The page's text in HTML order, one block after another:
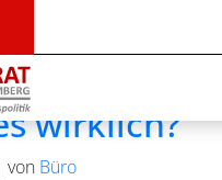
Wie
wirklich?
von Büro